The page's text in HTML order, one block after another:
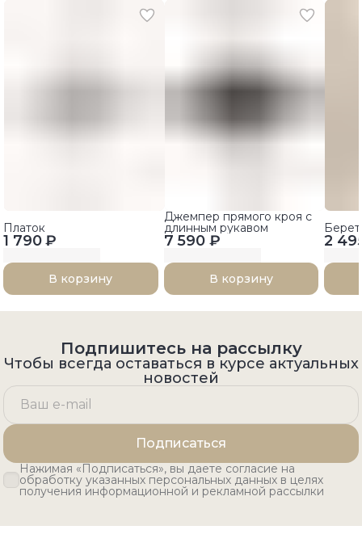
1 790 ₽
Платок
В корзину
7 590 ₽
Джемпер прямого кроя с
длинным рукавом
В корзину
2
Берет
Подпишитесь на рассылку
Чтобы всегда оставаться в курсе актуальных
новостей
Подписаться
Нажимая «Подписаться», вы даете согласие на
обработку указанных персональных данных в целях
получения информационной и рекламной рассылки